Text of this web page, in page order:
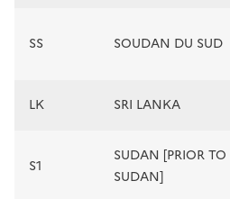
SS SOUDAN DU SUD
LK SRI LANKA
S1
SUDAN [PRIOR
SUDAN]